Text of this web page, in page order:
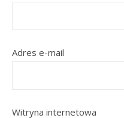
Adres e-mail
Witryna internetowa